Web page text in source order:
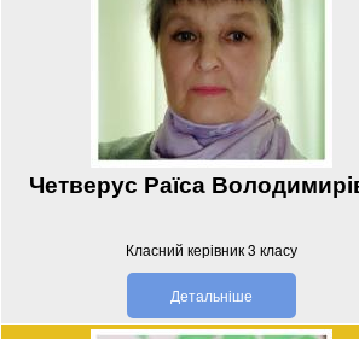
Четверус Раїса
Класний керівник 3 класу
Детальніше